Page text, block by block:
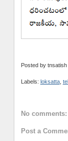
Posted by tnsatish
Labels: loksatta,
No comments:
Post a